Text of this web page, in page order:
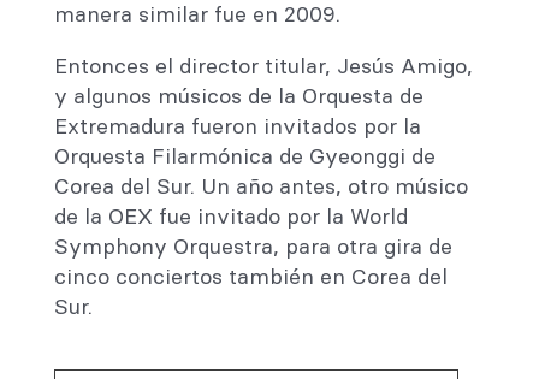
manera similar fue en 2009.
Entonces el director titular, Jesús Amigo,
y algunos músicos de la Orquesta de
Extremadura fueron invitados por la
Orquesta Filarmónica de Gyeonggi de
Corea del Sur. Un año antes, otro músico
de la OEX fue invitado por la World
Symphony Orquestra, para otra gira de
cinco conciertos también en Corea del
Sur.